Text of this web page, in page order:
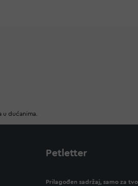
u dućanima.
Petletter
Prilagođen sadržaj, samo za